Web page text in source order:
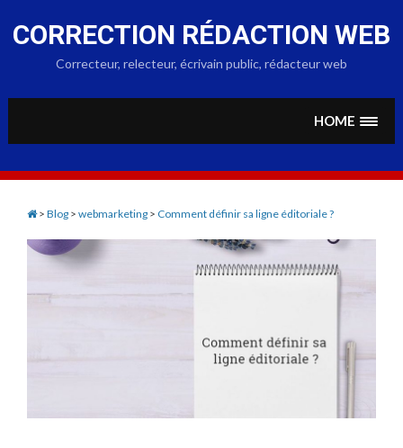
to
content
CORRECTION RÉDACTION WEB
Correcteur, relecteur, écrivain public, rédacteur web
HOME
> Blog > webmarketing > Comment définir sa ligne éditoriale ?